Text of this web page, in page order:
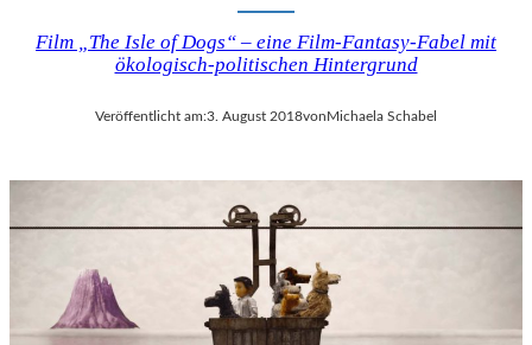
Film „The Isle of Dogs“ – eine Film-Fantasy-Fabel mit
ökologisch-politischen Hintergrund
Veröffentlicht am:3. August 2018vonMichaela Schabel